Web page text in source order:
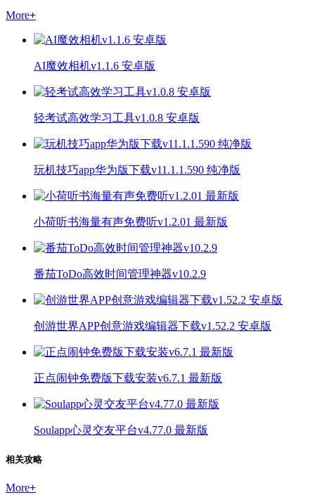
More+
AI魔效相机v1.1.6 安卓版
轻考试高效学习工具v1.0.8 安卓版
玩机技巧app华为版下载v11.1.1.590 纯净版
小荷听书海量有声免费听v1.2.01 最新版
番茄ToDo高效时间管理神器v10.2.9
创游世界APP创意游戏编辑器下载v1.52.2 安卓版
正点闹钟免费版下载安装v6.7.1 最新版
Soulapp心灵交友平台v4.77.0 最新版
相关攻略
More+